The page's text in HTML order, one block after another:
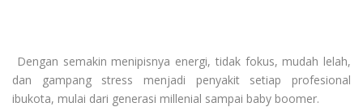
Dengan semakin menipisnya energi, tidak fokus, mudah lelah,
dan gampang stress menjadi penyakit setiap profesional
ibukota, mulai dari generasi millenial sampai baby boomer.